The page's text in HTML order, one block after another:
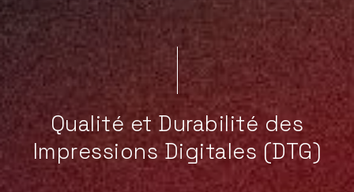
Qualité et Durabilité des
Impressions Digitales (DTG)